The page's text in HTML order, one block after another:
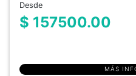
Desde
$ 157500.00
MÁS